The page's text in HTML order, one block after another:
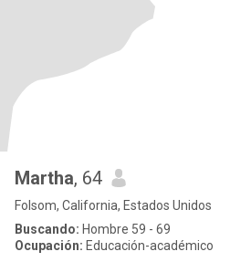
Martha, 64
Folsom, California, Estados Unidos
Buscando: Hombre 59 - 69
Ocupación: Educación-académico